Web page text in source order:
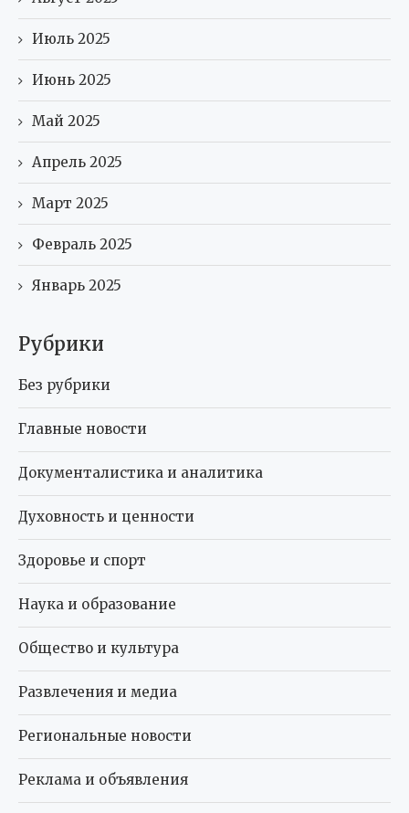
Июль 2025
Июнь 2025
Май 2025
Апрель 2025
Март 2025
Февраль 2025
Январь 2025
Рубрики
Без рубрики
Главные новости
Документалистика и аналитика
Духовность и ценности
Здоровье и спорт
Наука и образование
Общество и культура
Развлечения и медиа
Региональные новости
Реклама и объявления